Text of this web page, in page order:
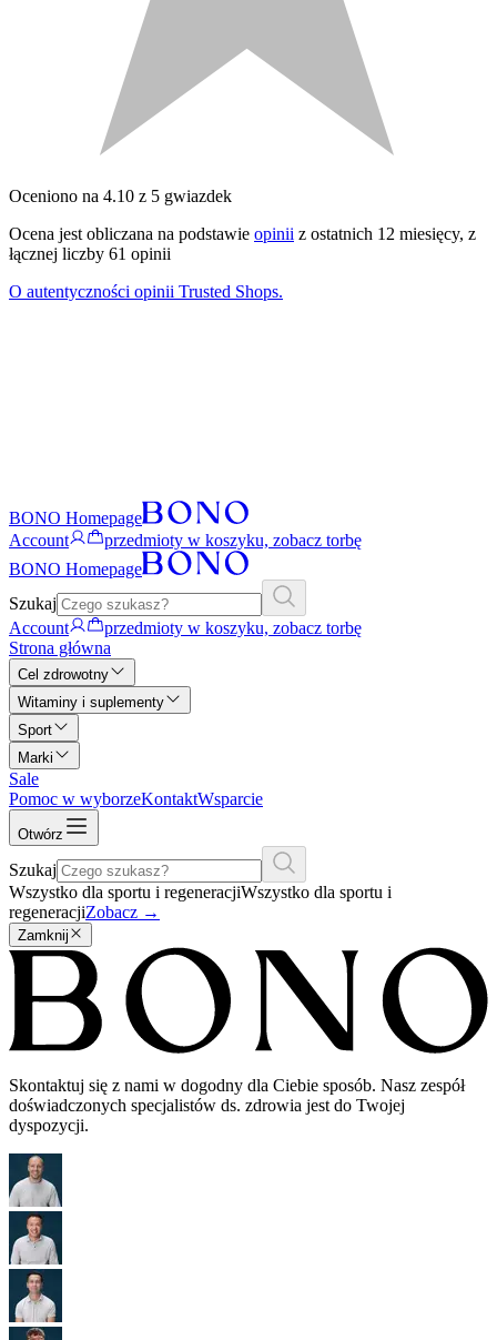
Oceniono na 4.10 z 5 gwiazdek
Ocena jest obliczana na podstawie opinii z ostatnich 12 miesięcy, z
łącznej liczby 61 opinii
O autentyczności opinii Trusted Shops.
BONO Homepage
Account
przedmioty w koszyku, zobacz torbę
BONO Homepage
Szukaj
Account
przedmioty w koszyku, zobacz torbę
Strona główna
Cel zdrowotny
Witaminy i suplementy
Sport
Marki
Sale
Pomoc w wyborzeKontaktWsparcie
Otwórz
Szukaj
Wszystko dla sportu i regeneracjiWszystko dla sportu i
regeneracjiZobacz →
Zamknij
Skontaktuj się z nami w dogodny dla Ciebie sposób. Nasz zespół
doświadczonych specjalistów ds. zdrowia jest do Twojej
dyspozycji.